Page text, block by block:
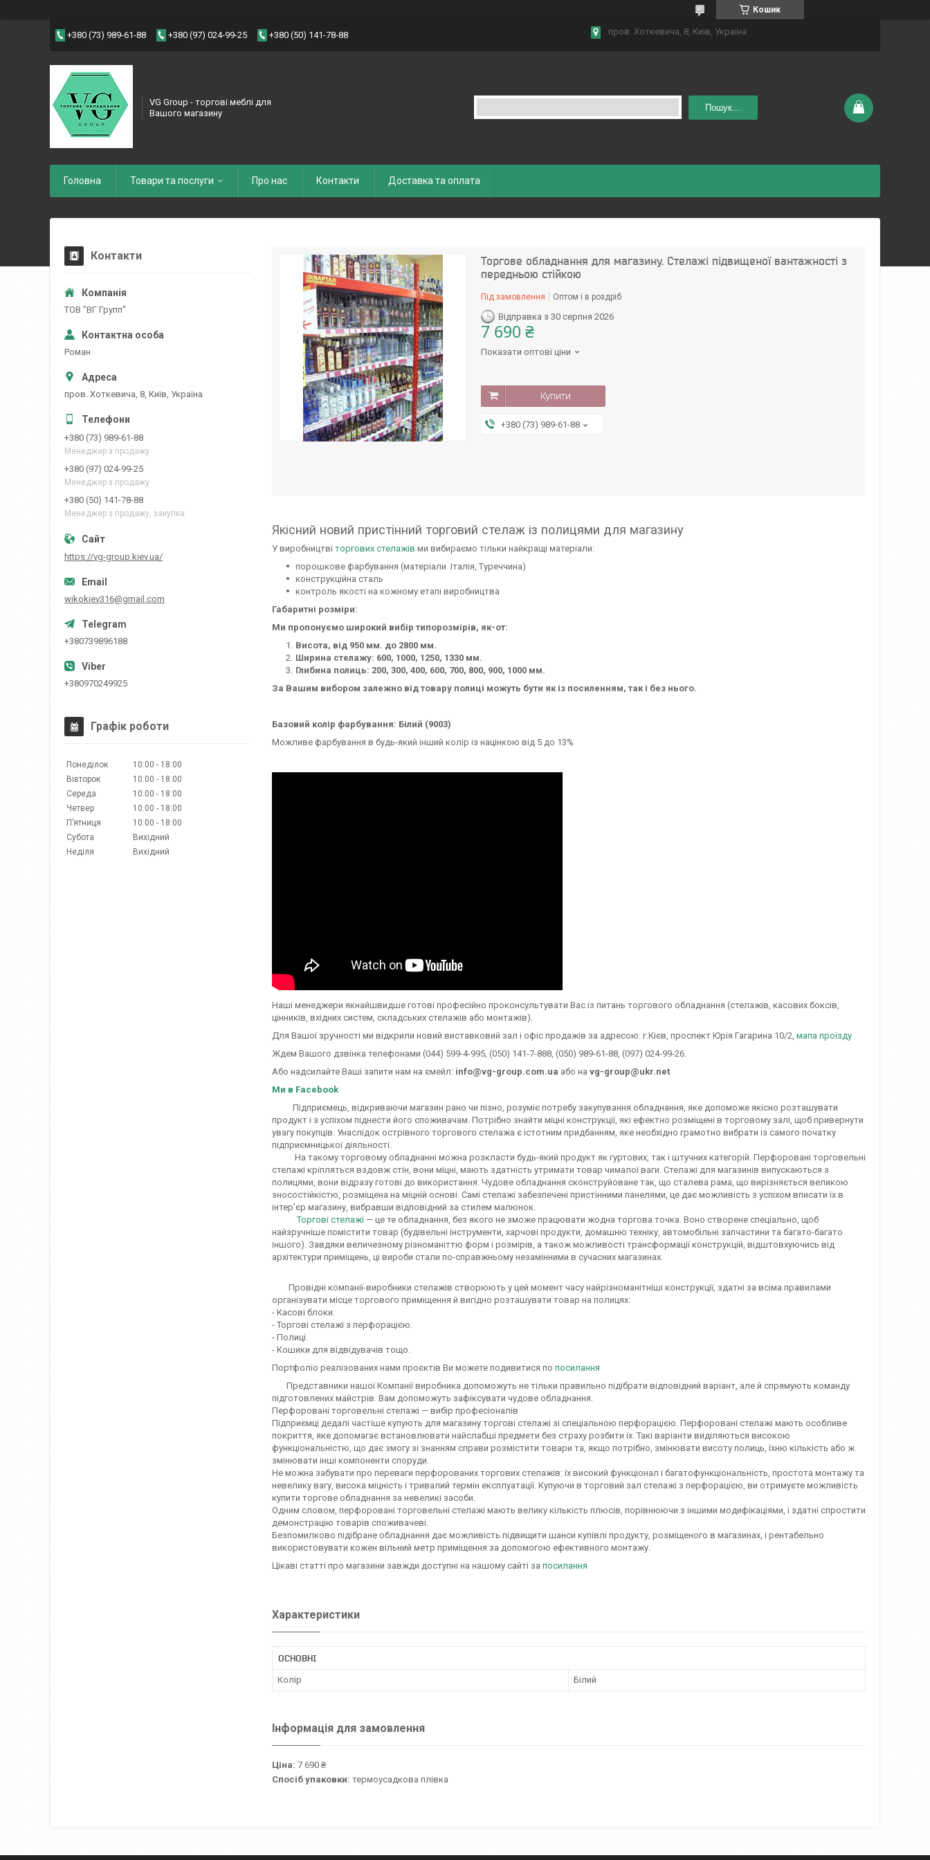
Кошик
+380 (73) 989-61-88 +380 (97) 024-99-25 +380 (50) 141-78-88 пров. Хоткевича, 8, Київ, Україна
VG Group - торгові меблі для
Вашого магазину
Пошук...
Головна Товари та послуги Про нас Контакти Доставка та оплата
Торгове обладнання для магазину. Стелажі підвищеної вантажності з
передньою стійкою
Під замовлення Оптом і в роздріб
Відправка з 30 серпня 2026
7 690 ₴
Показати оптові ціни
Купити
+380 (73) 989-61-88
Якісний новий пристінний торговий стелаж із полицями для магазину
У виробництві торгових стелажів ми вибираємо тільки найкращі матеріали:
порошкове фарбування (матеріали Італія, Туреччина)
конструкційна сталь
контроль якості на кожному етапі виробництва
Габаритні розміри:
Ми пропонуємо широкий вибір типорозмірів, як-от:
Висота, від 950 мм. до 2800 мм.
Ширина стелажу: 600, 1000, 1250, 1330 мм.
Глибина полиць: 200, 300, 400, 600, 700, 800, 900, 1000 мм.
За Вашим вибором залежно від товару полиці можуть бути як із посиленням, так і без нього.
Базовий колір фарбування: Білий (9003)
Можливе фарбування в будь-який інший колір із націнкою від 5 до 13%
Наші менеджери якнайшвидше готові професійно проконсультувати Вас із питань торгового обладнання (стелажів, касових боксів,
цінників, вхідних систем, складських стелажів або монтажів).
Для Вашої зручності ми відкрили новий виставковий зал і офіс продажів за адресою: г.Кієв, проспект Юрія Гагарина 10/2, мапа проїзду
Ждем Вашого дзвінка телефонами (044) 599-4-995, (050) 141-7-888, (050) 989-61-88, (097) 024-99-26.
Або надсилайте Ваші запити нам на ємейл: info@vg-group.com.ua або на vg-group@ukr.net
Ми в Facebook
Підприємець, відкриваючи магазин рано чи пізно, розуміє потребу закупування обладнання, яке допоможе якісно розташувати
продукт і з успіхом піднести його споживачам. Потрібно знайти міцні конструкції, які ефектно розміщені в торговому залі, щоб привернути
увагу покупців. Унаслідок острівного торгового стелажа є істотним придбанням, яке необхідно грамотно вибрати із самого початку
підприємницької діяльності.
На такому торговому обладнанні можна розкласти будь-який продукт як гуртових, так і штучних категорій. Перфоровані торговельні
стелажі кріпляться вздовж стін, вони міцні, мають здатність утримати товар чималої ваги. Стелажі для магазинів випускаються з
полицями, вони відразу готові до використання. Чудове обладнання сконструйоване так, що сталева рама, що вирізняється великою
зносостійкістю, розміщена на міцній основі. Самі стелажі забезпечені пристінними панелями, це дає можливість з успіхом вписати їх в
інтер'єр магазину, вибравши відповідний за стилем малюнок.
Торгові стелажі — це те обладнання, без якого не зможе працювати жодна торгова точка. Воно створене спеціально, щоб
найзручніше помістити товар (будівельні інструменти, харчові продукти, домашню техніку, автомобільні запчастини та багато-багато
іншого). Завдяки величезному різноманіттю форм і розмірів, а також можливості трансформації конструкцій, відштовхуючись від
архітектури приміщень, ці вироби стали по-справжньому незамінними в сучасних магазинах.
Провідні компанії-виробники стелажів створюють у цей момент часу найрізноманітніші конструкції, здатні за всіма правилами
організувати місце торгового приміщення й вигідно розташувати товар на полицях:
- Касові блоки.
- Торгові стелажі з перфорацією.
- Полиці.
- Кошики для відвідувачів тощо.
Портфоліо реалізованих нами проєктів Ви можете подивитися по посилання
Представники нашої Компанії виробника допоможуть не тільки правильно підібрати відповідний варіант, але й спрямують команду
підготовлених майстрів. Вам допоможуть зафіксувати чудове обладнання.
Перфоровані торговельні стелажі — вибір професіоналів
Підприємці дедалі частіше купують для магазину торгові стелажі зі спеціальною перфорацією. Перфоровані стелажі мають особливе
покриття, яке допомагає встановлювати найслабші предмети без страху розбити їх. Такі варіанти виділяються високою
функціональністю, що дає змогу зі знанням справи розмістити товари та, якщо потрібно, змінювати висоту полиць, їхню кількість або ж
змінювати інші компоненти споруди.
Не можна забувати про переваги перфорованих торгових стелажів: їх високий функціонал і багатофункціональність, простота монтажу та
невелику вагу, висока міцність і тривалий термін експлуатації. Купуючи в торговий зал стелажі з перфорацією, ви отримуєте можливість
купити торгове обладнання за невеликі засоби.
Одним словом, перфоровані торговельні стелажі мають велику кількість плюсів, порівнюючи з іншими модифікаціями, і здатні спростити
демонстрацію товарів споживачеві.
Безпомилково підібране обладнання дає можливість підвищити шанси купівлі продукту, розміщеного в магазинах, і рентабельно
використовувати кожен вільний метр приміщення за допомогою ефективного монтажу.
Цікаві статті про магазини завжди доступні на нашому сайті за посилання
Характеристики
ОСНОВНІ
Колір Білий
Інформація для замовлення
Ціна: 7 690 ₴
Спосіб упаковки: термоусадкова плівка
Контакти
ТОВ "ВГ Групп"
Роман
пров. Хоткевича, 8, Київ, Україна
+380 (73) 989-61-88
Менеджер з продажу
+380 (97) 024-99-25
Менеджер з продажу
+380 (50) 141-78-88
Менеджер з продажу, закупка
https://vg-group.kiev.ua/
wikokiev316@gmail.com
+380739896188
+380970249925
Графік роботи
Понеділок 10:00
18:00
Вівторок
10:00
18:00
Середа
10:00
18:00
Четвер
10:00
18:00
Пʼятниця
10:00
18:00
Субота
Вихідний
Неділя
Вихідний